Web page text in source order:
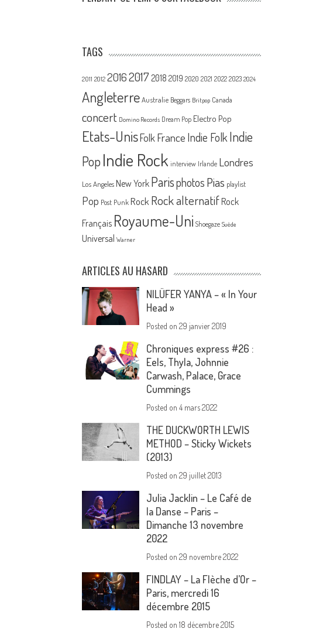
TAGS
2011 2012 20162017 2018 2019 2020 2021 2022 2023 2024
Angleterre Australie Beggars Britpop Canada
concert Domino Records Dream Pop Electro Pop
Etats-UnisFolk France Indie FolkIndie
PopIndie Rock interview Irlande Londres
Los Angeles New York Parisphotos Pias playlist
Pop Post Punk Rock Rock alternatif Rock
Français Royaume-Uni Shoegaze Suède
Universal Warner
ARTICLES AU HASARD
NILÜFER YANYA – « In Your
Head »
Posted on29 janvier 2019
Chroniques express #26 :
Eels, Thyla, Johnnie
Carwash, Palace, Grace
Cummings
Posted on4 mars 2022
THE DUCKWORTH LEWIS
METHOD – Sticky Wickets
(2013)
Posted on29 juillet 2013
Julia Jacklin – Le Café de
la Danse – Paris –
Dimanche 13 novembre
2022
Posted on29 novembre 2022
FINDLAY – La Flèche d’Or –
Paris, mercredi 16
décembre 2015
Posted on18 décembre 2015